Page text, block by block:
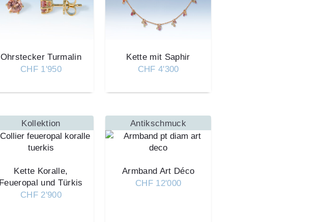
Ohrstecker Turmalin
CHF 1'950
Kette mit Saphir
CHF 4'300
Kollektion
Kette Koralle,
Feueropal und Türkis
CHF 2'900
Antikschmuck
Armband Art Déco
CHF 12'000